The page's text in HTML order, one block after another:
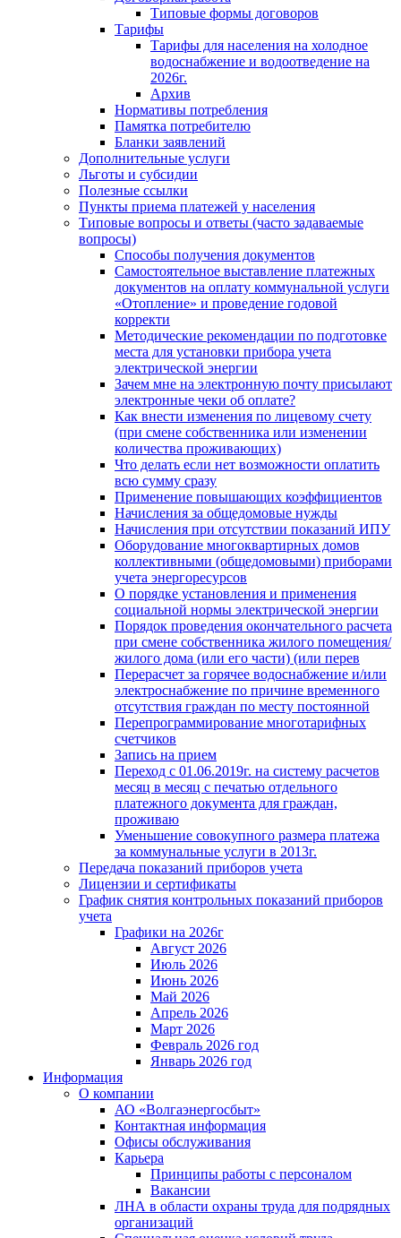
Типовые формы договоров
Тарифы
Тарифы для населения на холодное
водоснабжение и водоотведение на
2026г.
Архив
Нормативы потребления
Памятка потребителю
Бланки заявлений
Дополнительные услуги
Льготы и субсидии
Полезные ссылки
Пункты приема платежей у населения
Типовые вопросы и ответы (часто задаваемые
вопросы)
Способы получения документов
Самостоятельное выставление платежных
документов на оплату коммунальной услуги
«Отопление» и проведение годовой
корректи
Методические рекомендации по подготовке
места для установки прибора учета
электрической энергии
Зачем мне на электронную почту присылают
электронные чеки об оплате?
Как внести изменения по лицевому счету
(при смене собственника или изменении
количества проживающих)
Что делать если нет возможности оплатить
всю сумму сразу
Применение повышающих коэффициентов
Начисления за общедомовые нужды
Начисления при отсутствии показаний ИПУ
Оборудование многоквартирных домов
коллективными (общедомовыми) приборами
учета энергоресурсов
О порядке установления и применения
социальной нормы электрической энергии
Порядок проведения окончательного расчета
при смене собственника жилого помещения/
жилого дома (или его части) (или перев
Перерасчет за горячее водоснабжение и/или
электроснабжение по причине временного
отсутствия граждан по месту постоянной
Перепрограммирование многотарифных
счетчиков
Запись на прием
Переход с 01.06.2019г. на систему расчетов
месяц в месяц с печатью отдельного
платежного документа для граждан,
проживаю
Уменьшение совокупного размера платежа
за коммунальные услуги в 2013г.
Передача показаний приборов учета
Лицензии и сертификаты
График снятия контрольных показаний приборов
учета
Графики на 2026г
Август 2026
Июль 2026
Июнь 2026
Май 2026
Апрель 2026
Март 2026
Февраль 2026 год
Январь 2026 год
Информация
О компании
АО «Волгаэнергосбыт»
Контактная информация
Офисы обслуживания
Карьера
Принципы работы с персоналом
Вакансии
ЛНА в области охраны труда для подрядных
организаций